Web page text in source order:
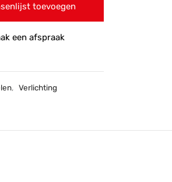
toevoegen
een afspraak
, Verlichting